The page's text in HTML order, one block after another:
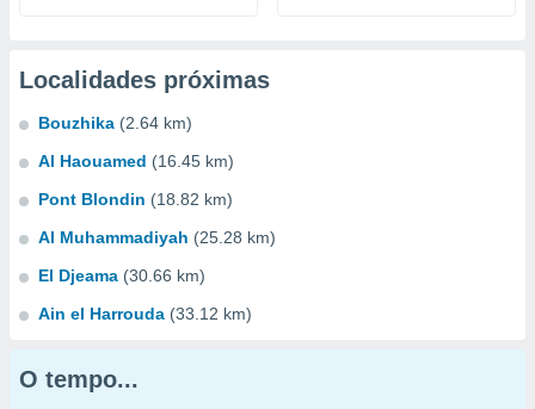
Localidades próximas
Bouzhika (2.64 km)
Al Haouamed (16.45 km)
Pont Blondin (18.82 km)
Al Muhammadiyah (25.28 km)
El Djeama (30.66 km)
Ain el Harrouda (33.12 km)
O tempo...